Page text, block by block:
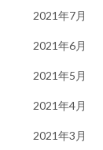
2021年7月
2021年6月
2021年5月
2021年4月
2021年3月